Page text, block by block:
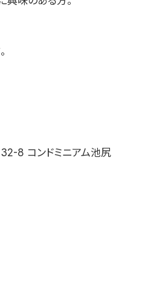
8 コンドミニアム池尻